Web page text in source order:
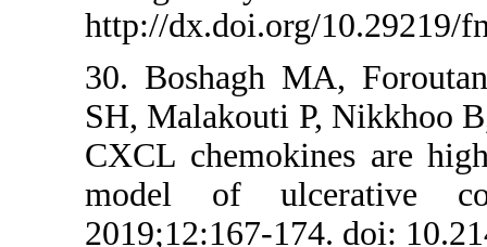
http://
30. Boshagh
SH, Malakouti
CXCL
model of
2019;12:167-